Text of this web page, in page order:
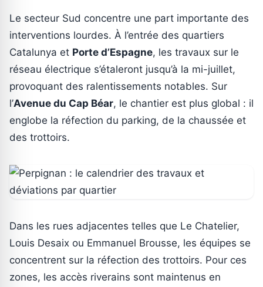
Le secteur Sud concentre une part importante des
interventions lourdes. À l’entrée des quartiers
Catalunya et Porte d’Espagne, les travaux sur le
réseau électrique s’étaleront jusqu’à la mi-juillet,
provoquant des ralentissements notables. Sur
l’Avenue du Cap Béar, le chantier est plus global : il
englobe la réfection du parking, de la chaussée et
des trottoirs.
Dans les rues adjacentes telles que Le Chatelier,
Louis Desaix ou Emmanuel Brousse, les équipes se
concentrent sur la réfection des trottoirs. Pour ces
zones, les accès riverains sont maintenus en